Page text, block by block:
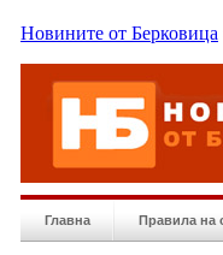
Новините от Берковица
Главна Правила на